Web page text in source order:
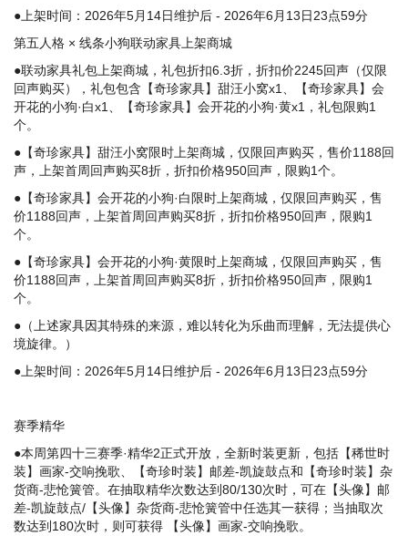
●上架时间：2026年5月14日维护后 - 2026年6月13日23点59分
第五人格 × 线条小狗联动家具上架商城
●联动家具礼包上架商城，礼包折扣6.3折，折扣价2245回声（仅限
回声购买），礼包包含【奇珍家具】甜汪小窝x1、【奇珍家具】会
开花的小狗·白x1、【奇珍家具】会开花的小狗·黄x1，礼包限购1
个。
●【奇珍家具】甜汪小窝限时上架商城，仅限回声购买，售价1188回
声，上架首周回声购买8折，折扣价格950回声，限购1个。
●【奇珍家具】会开花的小狗·白限时上架商城，仅限回声购买，售
价1188回声，上架首周回声购买8折，折扣价格950回声，限购1
个。
●【奇珍家具】会开花的小狗·黄限时上架商城，仅限回声购买，售
价1188回声，上架首周回声购买8折，折扣价格950回声，限购1
个。
●（上述家具因其特殊的来源，难以转化为乐曲而理解，无法提供心
境旋律。）
●上架时间：2026年5月14日维护后 - 2026年6月13日23点59分
赛季精华
●本周第四十三赛季·精华2正式开放，全新时装更新，包括【稀世时
装】画家-交响挽歌、【奇珍时装】邮差-凯旋鼓点和【奇珍时装】杂
货商-悲怆簧管。在抽取精华次数达到80/130次时，可在【头像】邮
差-凯旋鼓点/【头像】杂货商-悲怆簧管中任选其一获得；当抽取次
数达到180次时，则可获得 【头像】画家-交响挽歌。